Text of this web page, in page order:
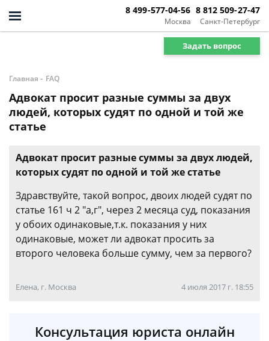
Москва
8 499-577-04-56
Санкт-Петербург
8 812 509-27-47
Задать вопрос
Главная - FAQ
Адвокат просит разные суммы за двух
людей, которых судят по одной и той же
статье
Адвокат просит разные суммы за двух людей,
которых судят по одной и той же статье
Здравствуйте, такой вопрос, двоих людей судят по
статье 161 ч 2 "а,г", через 2 месяца суд, показания
у обоих одинаковые,т.к. показания у них
одинаковые, может ли адвокат просить за
второго человека больше сумму, чем за первого?
Елена, г. Москва 4 июля 2017 г. 18:55
Консультация юриста онлайн